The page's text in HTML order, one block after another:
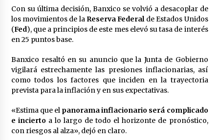
Con su última decisión, Banxico se volvió a desacoplar de
los movimientos de la Reserva Federalde Estados Unidos
(Fed), que a principios de este mes elevó su tasa de interés
en 25 puntos base.
Banxico resaltó en su anuncio que la Junta de Gobierno
vigilará estrechamente las presiones inflacionarias, así
como todos los factores que inciden en la trayectoria
prevista para la inflación y en sus expectativas.
«Estima que el panorama inflacionario será complicado
e inciertoa lo largo de todo el horizonte de pronóstico,
con riesgos al alza», dejó en claro.